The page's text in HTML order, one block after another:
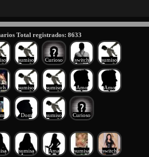
Total registrados: 8633
sumiso Curioso switch sumiso
sumiso sumiso Amo Amo
Dom sumiso Curioso
sumisa Ama sumisa switch